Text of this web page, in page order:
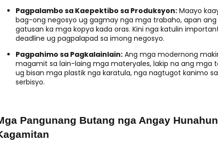
Pagpalambo sa Kaepektibo sa Produksyon: Maayo
bag-ong negosyo ug gagmay nga mga trabaho, apan
gatusan ka mga kopya kada oras. Kini nga katulin
deadline ug pagpalapad sa imong negosyo.
Pagpahimo sa Pagkalainlain: Ang mga modernong
magamit sa lain-laing mga materyales, lakip na ang mga
ug bisan mga plastik nga karatula, nga nagtugot kanimo
serbisyo.
Pangunang Butang nga Angay